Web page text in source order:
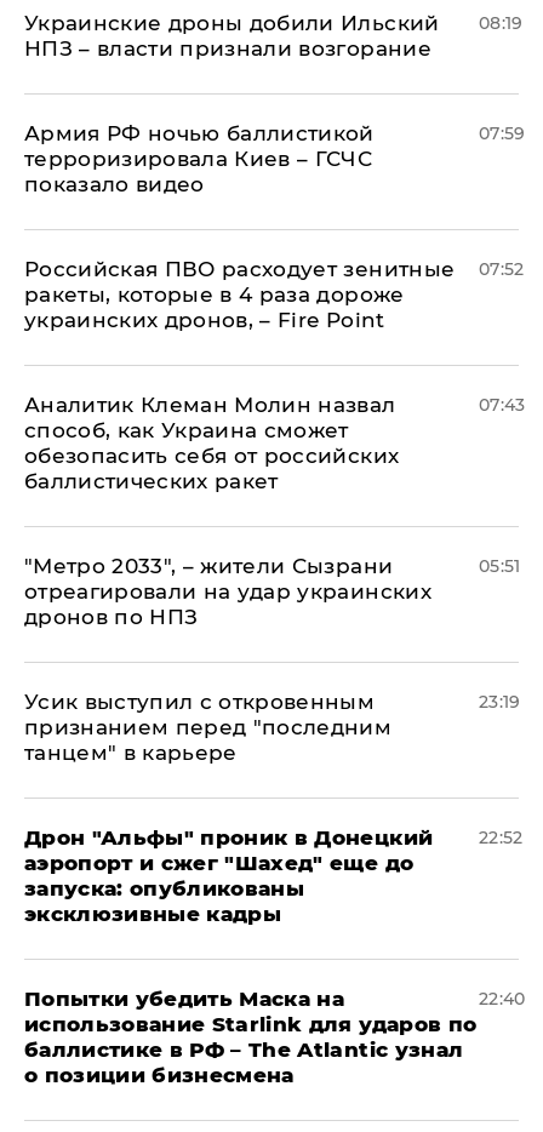
Украинские дроны добили Ильский
НПЗ – власти признали возгорание
08:19
Армия РФ ночью баллистикой
терроризировала Киев – ГСЧС
показало видео
07:59
Российская ПВО расходует зенитные
ракеты, которые в 4 раза дороже
украинских дронов, – Fire Point
07:52
Аналитик Клеман Молин назвал
способ, как Украина сможет
обезопасить себя от российских
баллистических ракет
07:43
"Метро 2033", – жители Сызрани
отреагировали на удар украинских
дронов по НПЗ
05:51
Усик выступил с откровенным
признанием перед "последним
танцем" в карьере
23:19
Дрон "Альфы" проник в Донецкий
аэропорт и сжег "Шахед" еще до
запуска: опубликованы
эксклюзивные кадры
22:52
Попытки убедить Маска на
использование Starlink для ударов по
баллистике в РФ – The Atlantic узнал
о позиции бизнесмена
22:40